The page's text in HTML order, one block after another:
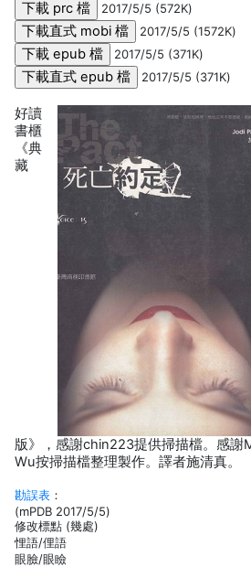
2017/5/5 (572K)
2017/5/5 (1572K)
2017/5/5 (371K)
2017/5/5 (371K)
好讀
書櫃
《典
藏
版》，感謝chin223提供掃描檔。感謝
Wu按掃描檔整理製作。譯者施清真。
勘誤表 ：
(mPDB 2017/5/5)
修改標點 (幾處)
悝語/俚語
眼臉/眼瞼